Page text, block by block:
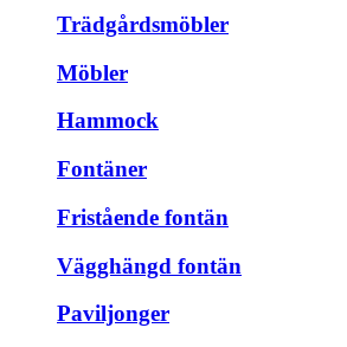
Trädgårdsmöbler
Möbler
Hammock
Fontäner
Fristående fontän
Vägghängd fontän
Paviljonger